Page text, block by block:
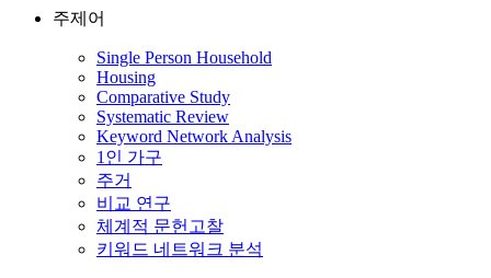
주제어
Single Person Household
Housing
Comparative Study
Systematic Review
Keyword Network Analysis
1인 가구
주거
비교 연구
체계적 문헌고찰
키워드 네트워크 분석